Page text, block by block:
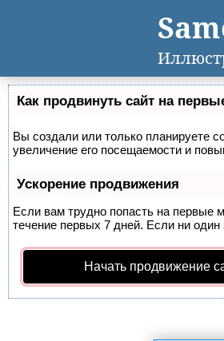
Как продвинуть сайт на
Вы создали или только планируете
увеличение его посещаемости и
Ускорение продвижения
Если вам трудно попасть на первые
течение первых 7 дней. Если ни один
Начать продвижение